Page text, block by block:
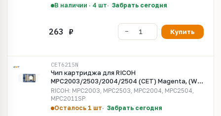
В наличии · 4 шт
Забрать сегодня
Купить
CET6215N
Чип картриджа для RICOH
MPC2003/2503/2004/2504 (CET) Magenta, (WW),
9500 стр., CET6215N
RICOH: MPC2003, MPC2503, MPC2004, MPC2504,
MPC2011SP
Осталось 1 шт
Забрать сегодня